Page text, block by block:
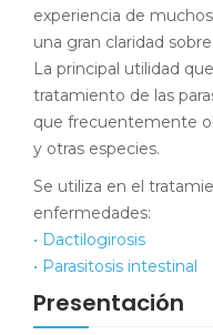
experiencia de
una gran claridad
La principal utilidad
tratamiento de las
que frecuentemente
y otras especies.
Se utiliza en el
enfermedades:
• Dactilogirosis
• Parasitosis intestinal
Presentación